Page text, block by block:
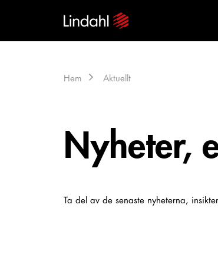
Hem Aktuellt
Nyheter,
Ta del av de senaste nyheterna,